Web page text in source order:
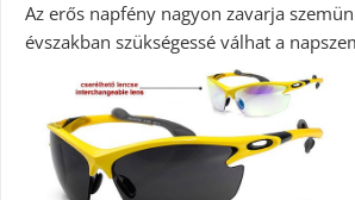
Az erős napfény nagyon zavarja
évszakban szükségessé válhat a